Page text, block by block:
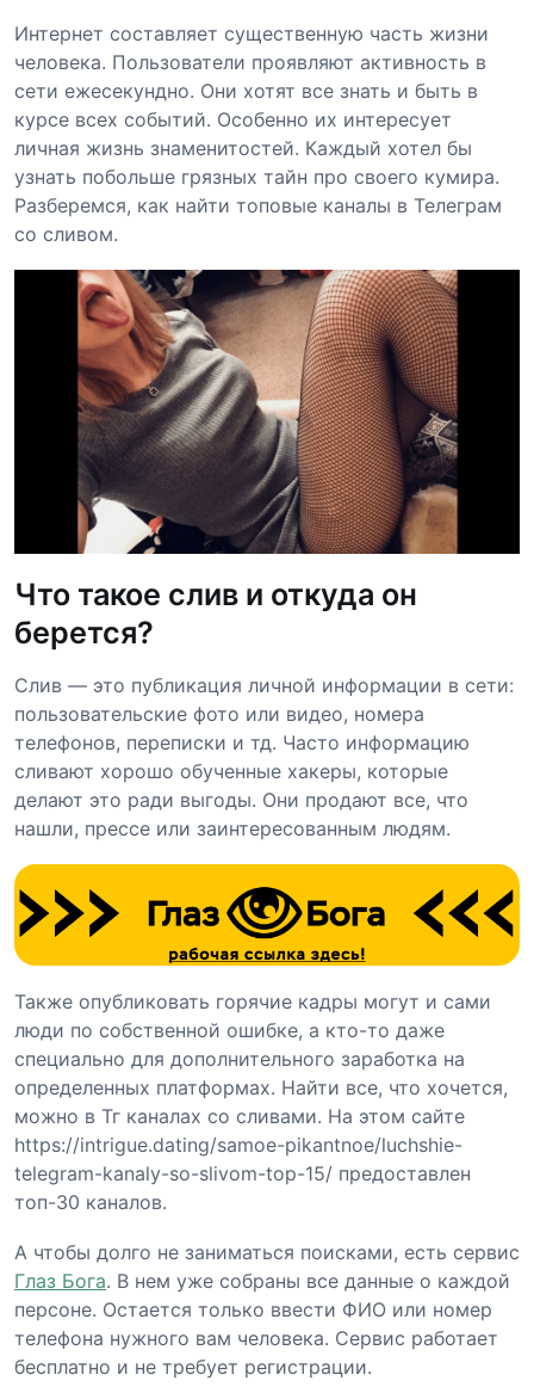
Интернет составляет существенную часть жизни
человека. Пользователи проявляют активность в
сети ежесекундно. Они хотят все знать и быть в
курсе всех событий. Особенно их интересует
личная жизнь знаменитостей. Каждый хотел бы
узнать побольше грязных тайн про своего кумира.
Разберемся, как найти топовые каналы в Телеграм
со сливом.
Что такое слив и откуда он
берется?
Слив — это публикация личной информации в сети:
пользовательские фото или видео, номера
телефонов, переписки и тд. Часто информацию
сливают хорошо обученные хакеры, которые
делают это ради выгоды. Они продают все, что
нашли, прессе или заинтересованным людям.
Также опубликовать горячие кадры могут и сами
люди по собственной ошибке, а кто-то даже
специально для дополнительного заработка на
определенных платформах. Найти все, что хочется,
можно в Тг каналах со сливами. На этом сайте
https://intrigue.dating/samoe-pikantnoe/luchshie-
telegram-kanaly-so-slivom-top-15/ предоставлен
топ-30 каналов.
А чтобы долго не заниматься поисками, есть сервис
Глаз Бога. В нем уже собраны все данные о каждой
персоне. Остается только ввести ФИО или номер
телефона нужного вам человека. Сервис работает
бесплатно и не требует регистрации.